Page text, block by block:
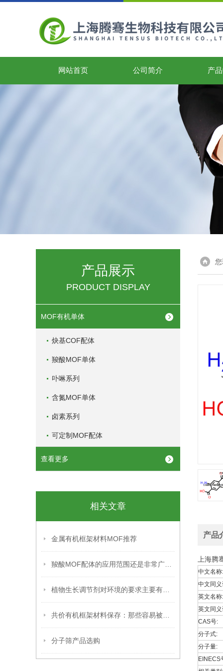
网站首页 公司简介 产
产品展示
PRODUCT DISPLAY
MOF有机单体
炔基COF配体
羧酸MOF单体
卟啉系列
含氮MOF单体
卤素系列
可定制MOF配体
查看更多
相关文章
金属有机框架材料MOF推荐
分子筛产品选购
您
产品
上海腾
中文名称:
中文同义
英文名称:
英文同义
CAS号:
分子式:
分子量:
EINECS